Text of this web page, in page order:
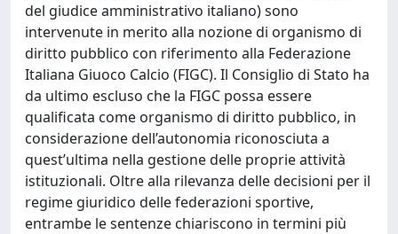
del giudice amministrativo italiano) sono
intervenute in merito alla nozione di organismo di
diritto pubblico con riferimento alla Federazione
Italiana Giuoco Calcio (FIGC). Il Consiglio di Stato ha
da ultimo escluso che la FIGC possa essere
qualificata come organismo di diritto pubblico, in
considerazione dell’autonomia riconosciuta a
quest’ultima nella gestione delle proprie attività
istituzionali. Oltre alla rilevanza delle decisioni per il
regime giuridico delle federazioni sportive,
entrambe le sentenze chiariscono in termini più